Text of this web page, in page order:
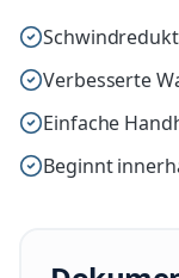
Verbesserte
Einfache
Beginnt